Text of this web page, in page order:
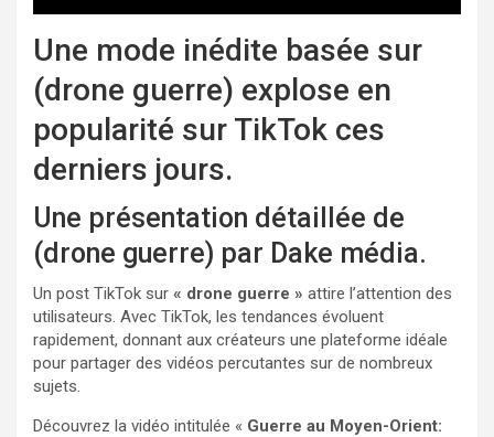
Une mode inédite basée sur
(drone guerre) explose en
popularité sur TikTok ces
derniers jours.
Une présentation détaillée de
(drone guerre) par Dake média.
Un post TikTok sur « drone guerre » attire l’attention des
utilisateurs. Avec TikTok, les tendances évoluent
rapidement, donnant aux créateurs une plateforme idéale
pour partager des vidéos percutantes sur de nombreux
sujets.
Découvrez la vidéo intitulée « Guerre au Moyen-Orient: